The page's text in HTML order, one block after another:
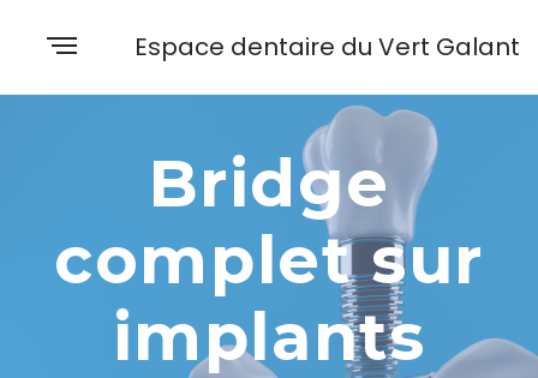
Espace dentaire du Vert Galant
Bridge
complet sur
implants